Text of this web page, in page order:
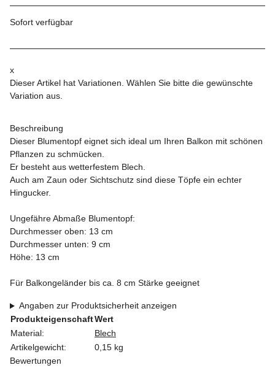
Sofort verfügbar
x
Dieser Artikel hat Variationen. Wählen Sie bitte die gewünschte
Variation aus.
Beschreibung
Dieser Blumentopf eignet sich ideal um Ihren Balkon mit schönen
Pflanzen zu schmücken.
Er besteht aus wetterfestem Blech.
Auch am Zaun oder Sichtschutz sind diese Töpfe ein echter
Hingucker.
Ungefähre Abmaße Blumentopf:
Durchmesser oben: 13 cm
Durchmesser unten: 9 cm
Höhe: 13 cm
Für Balkongeländer bis ca. 8 cm Stärke geeignet
Angaben zur Produktsicherheit anzeigen
ProdukteigenschaftWert
Material:
Blech
Artikelgewicht:
0,15 kg
Bewertungen